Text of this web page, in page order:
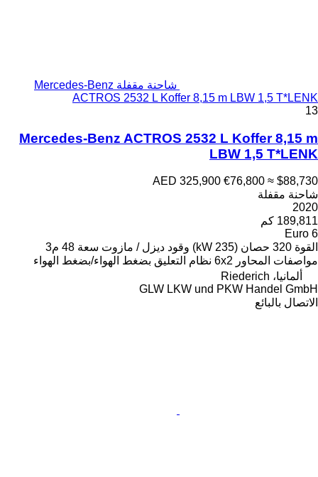
شاحنة مقفلة Mercedes-Benz
ACTROS 2532 L
Mercedes-Benz
AED
ديزل / مازوت سعة 48 م3
بضغط الهواء/بضغط الهواء
GLW